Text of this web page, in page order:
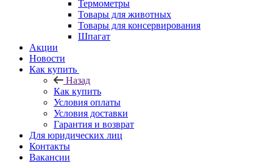
Термометры
Товары для животных
Товары для консервирования
Шпагат
Акции
Новости
Как купить
Назад
Как купить
Условия оплаты
Условия доставки
Гарантия и возврат
Для юридических лиц
Контакты
Вакансии